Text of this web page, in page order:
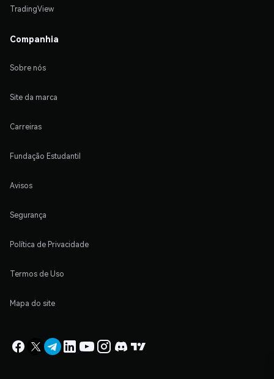
TradingView
Companhia
Sobre nós
Site da marca
Carreiras
Fundação Estudantil
Avisos
Segurança
Política de Privacidade
Termos de Uso
Mapa do site